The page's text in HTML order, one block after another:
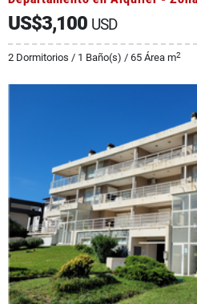
US$3,100 USD
2 Dormitorios / 1 Baño(s) / 65 Área m2